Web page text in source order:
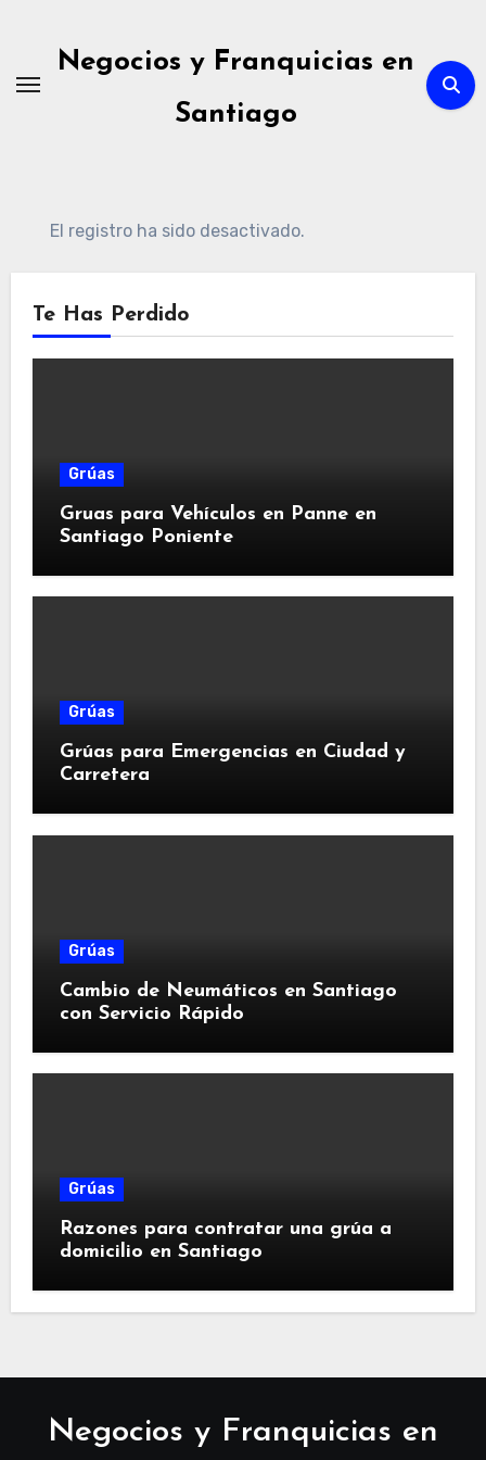
contenidoNegocios y Franquicias en
Santiago
El registro ha sido desactivado.
Te Has Perdido
Grúas
Gruas para Vehículos en Panne en
Santiago Poniente
Grúas
Grúas para Emergencias en Ciudad y
Carretera
Grúas
Cambio de Neumáticos en Santiago
con Servicio Rápido
Grúas
Razones para contratar una grúa a
domicilio en Santiago
Negocios y Franquicias en